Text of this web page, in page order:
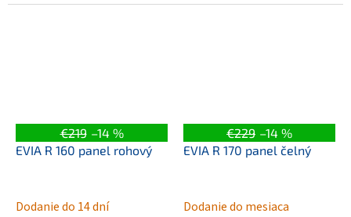
€219 –14 %
EVIA R 160 panel rohový
Dodanie do 14 dní
€229 –14 %
EVIA R 170 panel čelný
Dodanie do mesiaca